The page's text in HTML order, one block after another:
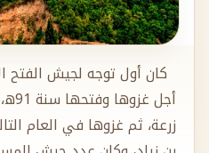
كان أول توجه لجيش الفتح